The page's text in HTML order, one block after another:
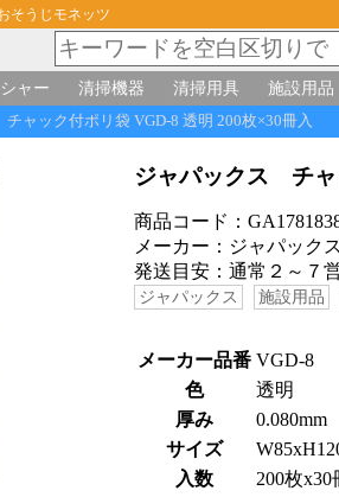
そうじモネッツ
ャー 清掃機器 清掃用具 施設用品
ャック付ポリ袋 VGD-8 透明 200枚×30冊入
ジャパックス チャ
商品コード：
メーカー：ジャパック
発送目安：通常２～７
ジャパックス 施設用品
メーカー品番 VGD-8
色
透明
厚み
0.080mm
サイズ
入数
200枚x30